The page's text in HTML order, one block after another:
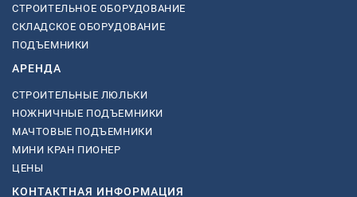
СТРОИТЕЛЬНОЕ ОБОРУДОВАНИЕ
СКЛАДСКОЕ ОБОРУДОВАНИЕ
ПОДЪЕМНИКИ
АРЕНДА
СТРОИТЕЛЬНЫЕ ЛЮЛЬКИ
НОЖНИЧНЫЕ ПОДЪЕМНИКИ
МАЧТОВЫЕ ПОДЪЕМНИКИ
МИНИ КРАН ПИОНЕР
ЦЕНЫ
КОНТАКТНАЯ ИНФОРМАЦИЯ